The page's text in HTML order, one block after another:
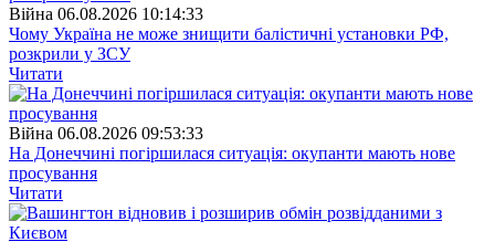
Війна 06.08.2026 10:14:33
Чому Україна не може знищити балістичні установки РФ,
розкрили у ЗСУ
Читати
Війна 06.08.2026 09:53:33
На Донеччині погіршилася ситуація: окупанти мають нове
просування
Читати